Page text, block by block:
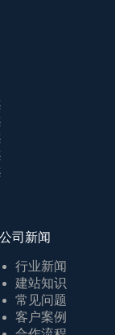
公司新闻
行业新闻
建站知识
常见问题
客户案例